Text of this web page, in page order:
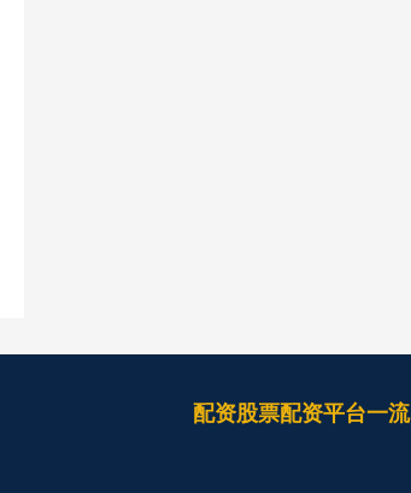
配资股票配资平台一流